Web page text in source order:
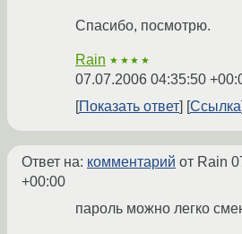
Спасибо, посмотрю.
Rain ★★★★
07.07.2006 04:35:50
Показать ответ Ссылка
Ответ на: комментарий от Rain
+00:00
пароль можно легко